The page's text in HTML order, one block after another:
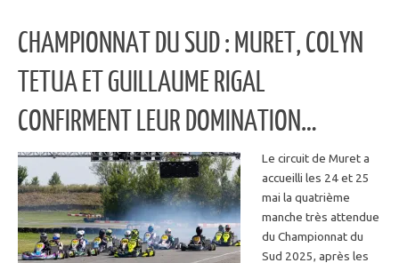
CHAMPIONNAT DU SUD : MURET, COLYN
TETUA ET GUILLAUME RIGAL
CONFIRMENT LEUR DOMINATION…
Le circuit de Muret a
accueilli les 24 et 25
mai la quatrième
manche très attendue
du Championnat du
Sud 2025, après les